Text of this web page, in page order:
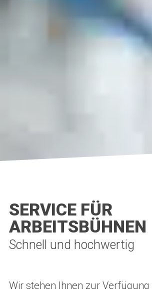
Schnell und hochwertig
SERVICE FÜR
ARBEITSBÜHNEN
Wir stehen Ihnen zur